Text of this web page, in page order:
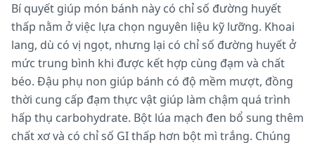
Bí quyết giúp món bánh này có chỉ số đường huyết
thấp nằm ở việc lựa chọn nguyên liệu kỹ lưỡng. Khoai
lang, dù có vị ngọt, nhưng lại có chỉ số đường huyết ở
mức trung bình khi được kết hợp cùng đạm và chất
béo. Đậu phụ non giúp bánh có độ mềm mượt, đồng
thời cung cấp đạm thực vật giúp làm chậm quá trình
hấp thụ carbohydrate. Bột lúa mạch đen bổ sung thêm
chất xơ và có chỉ số GI thấp hơn bột mì trắng. Chúng